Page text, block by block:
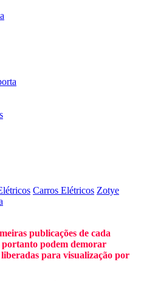
Carros Elétricos Zotye
publicações de cada
portanto podem demorar
para visualização por